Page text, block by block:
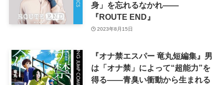
身」を忘れるなかれ——
『ROUTE END』
2023年8月15日
『オナ禁エスパー 竜丸短編集』男
は「オナ禁」によって“超能力”を
得る――青臭い衝動から生まれる